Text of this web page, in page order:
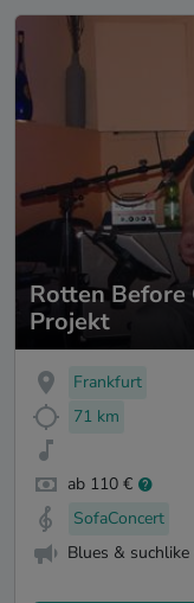
Rotten Before
Projekt
Frankfurt
71 km
ab 110 €
SofaConcert
Blues &